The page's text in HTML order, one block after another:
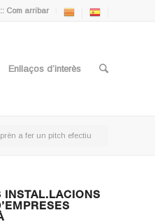
Com arribar
Enllaços d’interès
a fer un pitch efectiu
INSTAL.LACIONS